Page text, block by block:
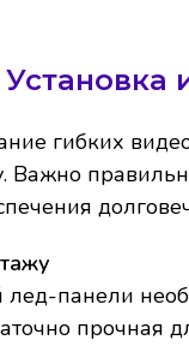
Установка
гибких
Важно
лед-панели
прочная